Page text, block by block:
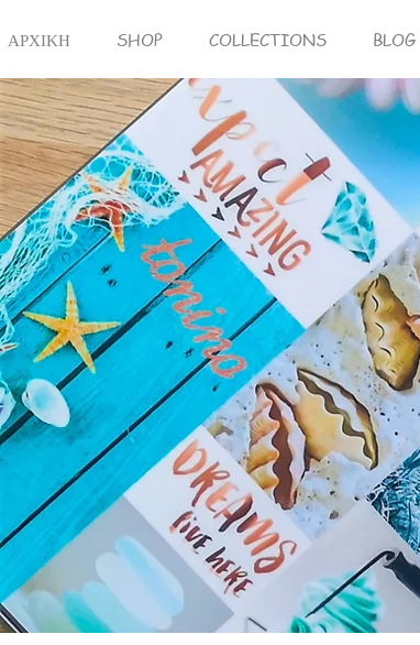
ΑΡΧΙΚΗ SHOP COLLECTIONS BLOG